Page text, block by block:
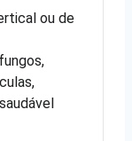
ou de